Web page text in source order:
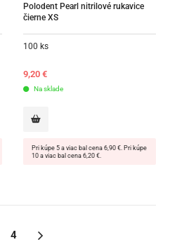
Polodent Pearl nitrilové rukavice
čierne XS
100 ks
9,20 €
Na sklade
Pri kúpe 5 a viac bal cena 6,90 €. Pri kúpe
10 a viac bal cena 6,20 €.
4